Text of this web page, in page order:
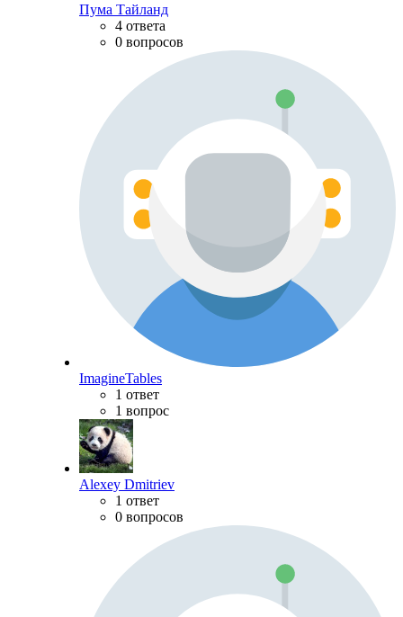
Пума Тайланд
4 ответа
0 вопросов
ImagineTables
1 ответ
1 вопрос
Alexey Dmitriev
1 ответ
0 вопросов